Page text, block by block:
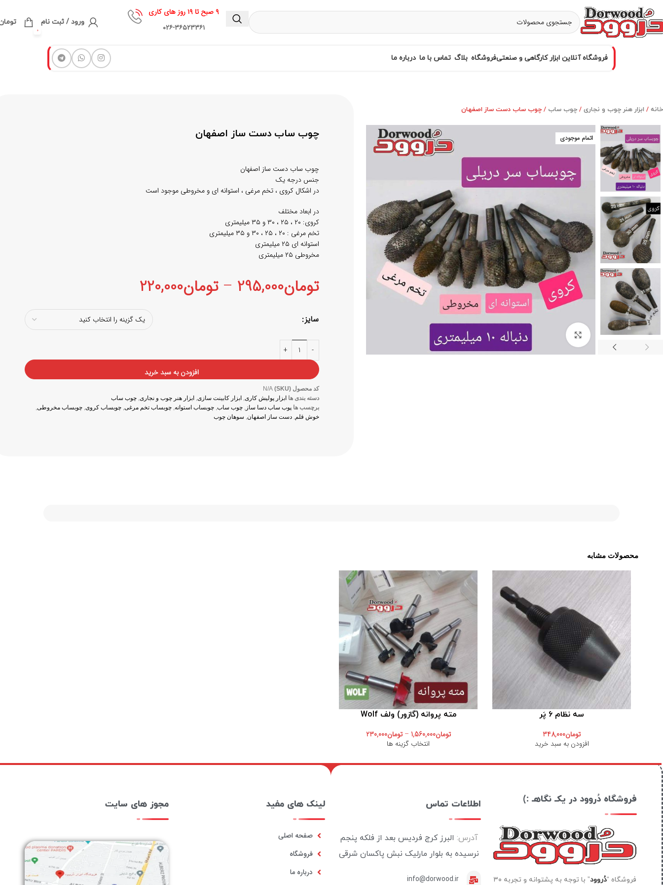
۹ صبح تا ۱۹ روز های کاری
۰۲۶-۳۶۵۲۳۳۶۱
ورود / ثبت نام
0
فروشگاه آنلاین ابزار کارگاهی و صنعتیفروشگاه بلاگ تماس با ما درباره ما
خانه ابزار هنر چوب و نجاری چوب ساب چوب ساب دست ساز اصفهان
اتمام موجودی
برای بزرگنمایی کلیک کنید
چوب ساب دست ساز اصفهان
چوب ساب دست ساز اصفهان
جنس درجه یک
در اشکال کروی ، تخم مرغی ، استوانه ای و مخروطی موجود است
در ابعاد مختلف
کروی: ۲۰ ، ۲۵ ، ۳۰ و ۳۵ میلیمتری
تخم مرغی : ۲۰ ، ۲۵ ، ۳۰ و ۳۵ میلیمتری
استوانه ای ۲۵ میلیمتری
مخروطی ۲۵ میلیمتری
تومان295,000
– تومان220,000
سایز
افزودن به سبد خرید
کد محصول (SKU)
N/A
دسته بندی ها ابزار پولیش کاری, ابزار کابینت سازی, ابزار هنر چوب و نجاری,چوب ساب
برچسب ها پوب ساب دسا ساز,چوب ساب,چوبساب استوانه,چوبساب تخم مرغی,چوبساب کروی,چوبساب مخروطی,
خوش قلم,دست ساز اصفهان, سوهان چوب
محصولات مشابه
سه نظام 6 پَر
تومان348,000
افزودن به سبد خرید
مته پروانه (گازور) ولف Wolf
تومان1,560,000
– تومان230,000
انتخاب گزینه ها
فروشگاه دُروود در یکـ نگاهـ :)
فروشگاه “دُروود ” با توجه به پشتوانه و تجربه ۳۰
اطلاعات تماس
آدرس: البرز کرج فردیس بعد از فلکه پنجم
نرسیده به بلوار مارلیک نبش پاکسان شرقی
info@dorwood.ir
لینک های مفید
صفحه اصلی
فروشگاه
درباره ما
مجوز های سایت